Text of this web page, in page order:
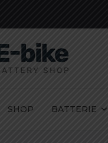
SHOP BATTERIE